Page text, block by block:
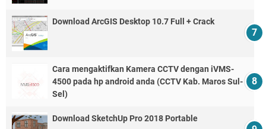
Download ArcGIS Desktop 10.7 Full + Crack
Cara mengaktifkan Kamera CCTV dengan iVMS-
4500 pada hp android anda (CCTV Kab. Maros Sul-
Sel)
Download SketchUp Pro 2018 Portable